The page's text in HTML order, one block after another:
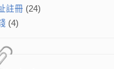
註冊 (24)
(4)